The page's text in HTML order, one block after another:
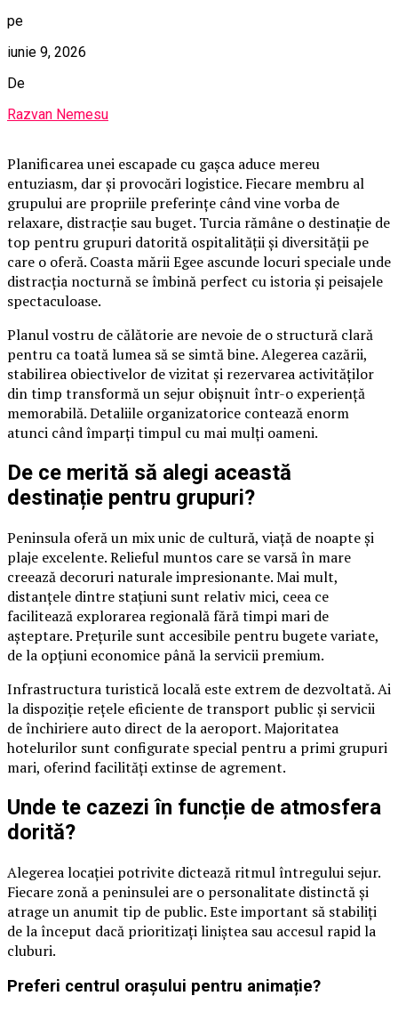
pe
iunie 9, 2026
De
Razvan Nemesu
Planificarea unei escapade cu gașca aduce mereu
entuziasm, dar și provocări logistice. Fiecare membru al
grupului are propriile preferințe când vine vorba de
relaxare, distracție sau buget. Turcia rămâne o destinație de
top pentru grupuri datorită ospitalității și diversității pe
care o oferă. Coasta mării Egee ascunde locuri speciale unde
distracția nocturnă se îmbină perfect cu istoria și peisajele
spectaculoase.
Planul vostru de călătorie are nevoie de o structură clară
pentru ca toată lumea să se simtă bine. Alegerea cazării,
stabilirea obiectivelor de vizitat și rezervarea activităților
din timp transformă un sejur obișnuit într-o experiență
memorabilă. Detaliile organizatorice contează enorm
atunci când împarți timpul cu mai mulți oameni.
De ce merită să alegi această
destinație pentru grupuri?
Peninsula oferă un mix unic de cultură, viață de noapte și
plaje excelente. Relieful muntos care se varsă în mare
creează decoruri naturale impresionante. Mai mult,
distanțele dintre stațiuni sunt relativ mici, ceea ce
facilitează explorarea regională fără timpi mari de
așteptare. Prețurile sunt accesibile pentru bugete variate,
de la opțiuni economice până la servicii premium.
Infrastructura turistică locală este extrem de dezvoltată. Ai
la dispoziție rețele eficiente de transport public și servicii
de închiriere auto direct de la aeroport. Majoritatea
hotelurilor sunt configurate special pentru a primi grupuri
mari, oferind facilități extinse de agrement.
Unde te cazezi în funcție de atmosfera
dorită?
Alegerea locației potrivite dictează ritmul întregului sejur.
Fiecare zonă a peninsulei are o personalitate distinctă și
atrage un anumit tip de public. Este important să stabiliți
de la început dacă prioritizați liniștea sau accesul rapid la
cluburi.
Preferi centrul orașului pentru animație?